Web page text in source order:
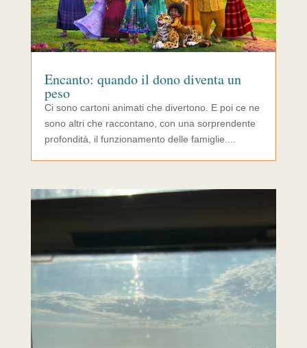
Encanto: quando il dono diventa un
peso
Ci sono cartoni animati che divertono. E poi ce ne
sono altri che raccontano, con una sorprendente
profondità, il funzionamento delle famiglie....